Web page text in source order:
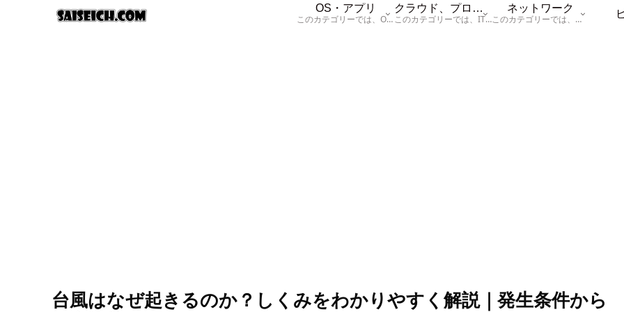
OS・アプリ
このカテゴリーでは、OSに関する情報を記載しています。
クラウド、プログラム
このカテゴリーでは、ITに関する基本的な情報として「ハードウェア、「サーバー」、「データベース、「ネットワーク」、「セキュリティ」、「プログラム」に関する情報を記載しています。
ネットワーク
このカテゴリーでは、「ネットワーク」に関する情報を記載しています。
台風はなぜ起きるのか？しくみをわかりやすく解説｜発生条件から